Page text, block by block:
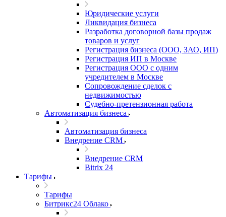
Юридические услуги
Ликвидация бизнеса
Разработка договорной базы продаж
товаров и услуг
Регистрация бизнеса (ООО, ЗАО, ИП)
Регистрация ИП в Москве
Регистрация ООО с одним
учредителем в Москве
Сопровождение сделок с
недвижимостью
Судебно-претензионная работа
Автоматизация бизнеса
Автоматизация бизнеса
Внедрение CRM
Внедрение CRM
Bitrix 24
Тарифы
Тарифы
Битрикс24 Облако